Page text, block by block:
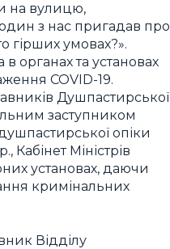
на вулицю,
з нас пригадав про
гірших умовах?».
органах та установах
COVID-19.
Душпастирської
заступником
опіки
Міністрів
установах, даючи
кримінальних
Відділу